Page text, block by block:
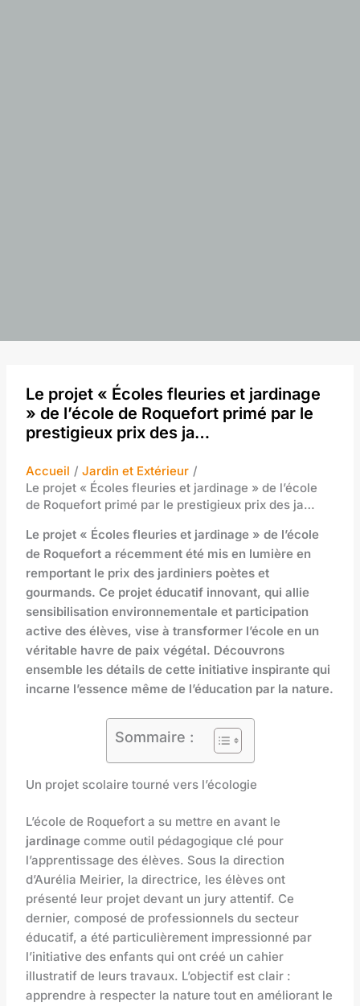
Le projet « Écoles fleuries et jardinage
» de l’école de Roquefort primé par le
prestigieux prix des ja…
Accueil
Jardin et Extérieur
Le projet « Écoles fleuries et jardinage » de l’école
de Roquefort primé par le prestigieux prix des ja…
Le projet « Écoles fleuries et jardinage » de l’école
de Roquefort a récemment été mis en lumière en
remportant le prix des jardiniers poètes et
gourmands. Ce projet éducatif innovant, qui allie
sensibilisation environnementale et participation
active des élèves, vise à transformer l’école en un
véritable havre de paix végétal. Découvrons
ensemble les détails de cette initiative inspirante qui
incarne l’essence même de l’éducation par la nature.
Sommaire :
Un projet scolaire tourné vers l’écologie
L’école de Roquefort a su mettre en avant le
jardinage comme outil pédagogique clé pour
l’apprentissage des élèves. Sous la direction
d’Aurélia Meirier, la directrice, les élèves ont
présenté leur projet devant un jury attentif. Ce
dernier, composé de professionnels du secteur
éducatif, a été particulièrement impressionné par
l’initiative des enfants qui ont créé un cahier
illustratif de leurs travaux. L’objectif est clair :
apprendre à respecter la nature tout en améliorant le